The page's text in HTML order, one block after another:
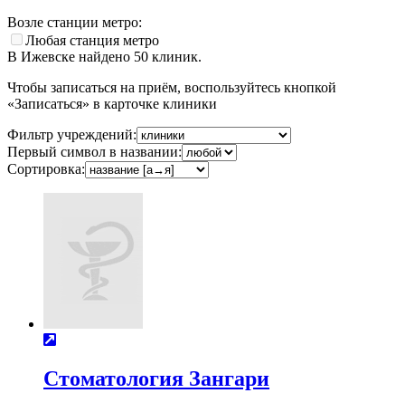
Возле станции метро:
Любая станция метро
В Ижевске найдено 50 клиник.
Чтобы записаться на приём, воспользуйтесь кнопкой
«Записаться» в карточке клиники
Фильтр учреждений:
Первый символ в названии:
Сортировка:
Стоматология Зангари